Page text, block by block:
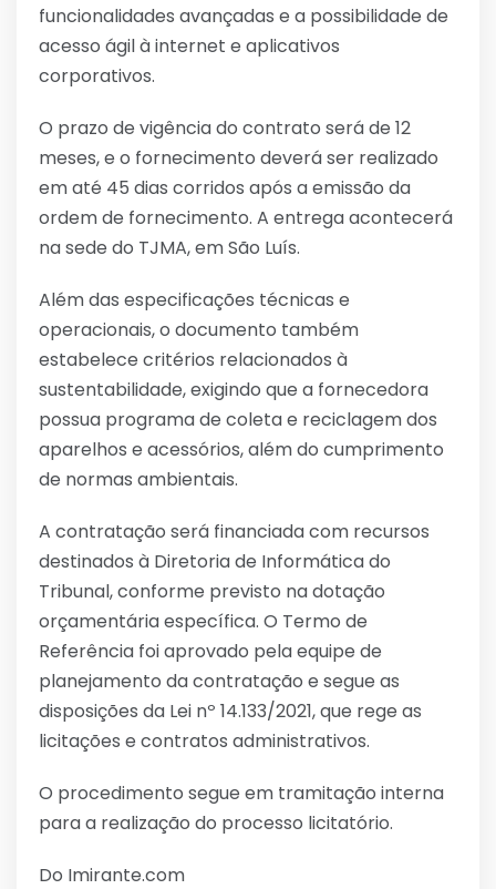
funcionalidades avançadas e a possibilidade de
acesso ágil à internet e aplicativos
corporativos.
O prazo de vigência do contrato será de 12
meses, e o fornecimento deverá ser realizado
em até 45 dias corridos após a emissão da
ordem de fornecimento. A entrega acontecerá
na sede do TJMA, em São Luís.
Além das especificações técnicas e
operacionais, o documento também
estabelece critérios relacionados à
sustentabilidade, exigindo que a fornecedora
possua programa de coleta e reciclagem dos
aparelhos e acessórios, além do cumprimento
de normas ambientais.
A contratação será financiada com recursos
destinados à Diretoria de Informática do
Tribunal, conforme previsto na dotação
orçamentária específica. O Termo de
Referência foi aprovado pela equipe de
planejamento da contratação e segue as
disposições da Lei nº 14.133/2021, que rege as
licitações e contratos administrativos.
O procedimento segue em tramitação interna
para a realização do processo licitatório.
Do Imirante.com